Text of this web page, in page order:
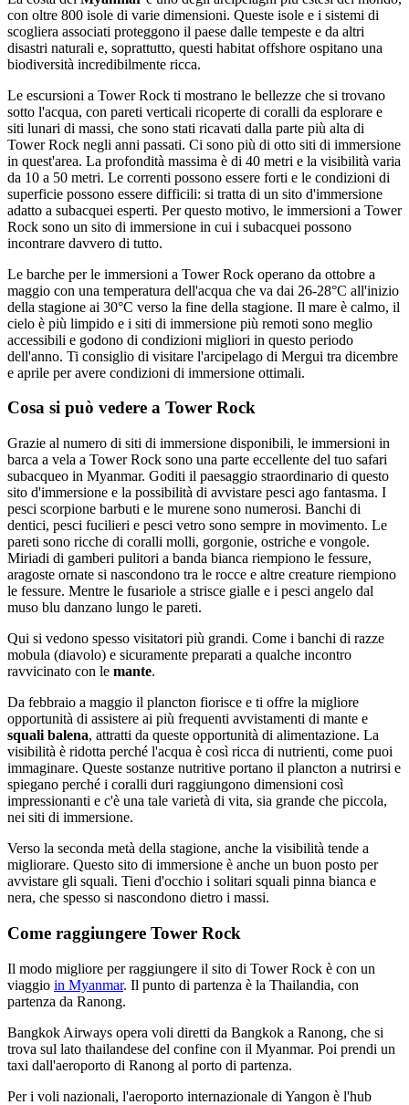
con oltre 800 isole di varie dimensioni. Queste isole e i sistemi di
scogliera associati proteggono il paese dalle tempeste e da altri
disastri naturali e, soprattutto, questi habitat offshore ospitano una
biodiversità incredibilmente ricca.
Le escursioni a Tower Rock ti mostrano le bellezze che si trovano
sotto l'acqua, con pareti verticali ricoperte di coralli da esplorare e
siti lunari di massi, che sono stati ricavati dalla parte più alta di
Tower Rock negli anni passati. Ci sono più di otto siti di immersione
in quest'area. La profondità massima è di 40 metri e la visibilità varia
da 10 a 50 metri. Le correnti possono essere forti e le condizioni di
superficie possono essere difficili: si tratta di un sito d'immersione
adatto a subacquei esperti. Per questo motivo, le immersioni a Tower
Rock sono un sito di immersione in cui i subacquei possono
incontrare davvero di tutto.
Le barche per le immersioni a Tower Rock operano da ottobre a
maggio con una temperatura dell'acqua che va dai 26-28°C all'inizio
della stagione ai 30°C verso la fine della stagione. Il mare è calmo, il
cielo è più limpido e i siti di immersione più remoti sono meglio
accessibili e godono di condizioni migliori in questo periodo
dell'anno. Ti consiglio di visitare l'arcipelago di Mergui tra dicembre
e aprile per avere condizioni di immersione ottimali.
Cosa si può vedere a Tower Rock
Grazie al numero di siti di immersione disponibili, le immersioni in
barca a vela a Tower Rock sono una parte eccellente del tuo safari
subacqueo in Myanmar. Goditi il paesaggio straordinario di questo
sito d'immersione e la possibilità di avvistare pesci ago fantasma. I
pesci scorpione barbuti e le murene sono numerosi. Banchi di
dentici, pesci fucilieri e pesci vetro sono sempre in movimento. Le
pareti sono ricche di coralli molli, gorgonie, ostriche e vongole.
Miriadi di gamberi pulitori a banda bianca riempiono le fessure,
aragoste ornate si nascondono tra le rocce e altre creature riempiono
le fessure. Mentre le fusariole a strisce gialle e i pesci angelo dal
muso blu danzano lungo le pareti.
Qui si vedono spesso visitatori più grandi. Come i banchi di razze
mobula (diavolo) e sicuramente preparati a qualche incontro
ravvicinato con le mante.
Da febbraio a maggio il plancton fiorisce e ti offre la migliore
opportunità di assistere ai più frequenti avvistamenti di mante e
squali balena, attratti da queste opportunità di alimentazione. La
visibilità è ridotta perché l'acqua è così ricca di nutrienti, come puoi
immaginare. Queste sostanze nutritive portano il plancton a nutrirsi e
spiegano perché i coralli duri raggiungono dimensioni così
impressionanti e c'è una tale varietà di vita, sia grande che piccola,
nei siti di immersione.
Verso la seconda metà della stagione, anche la visibilità tende a
migliorare. Questo sito di immersione è anche un buon posto per
avvistare gli squali. Tieni d'occhio i solitari squali pinna bianca e
nera, che spesso si nascondono dietro i massi.
Come raggiungere Tower Rock
Il modo migliore per raggiungere il sito di Tower Rock è con un
viaggio in Myanmar. Il punto di partenza è la Thailandia, con
partenza da Ranong.
Bangkok Airways opera voli diretti da Bangkok a Ranong, che si
trova sul lato thailandese del confine con il Myanmar. Poi prendi un
taxi dall'aeroporto di Ranong al porto di partenza.
Per i voli nazionali, l'aeroporto internazionale di Yangon è l'hub